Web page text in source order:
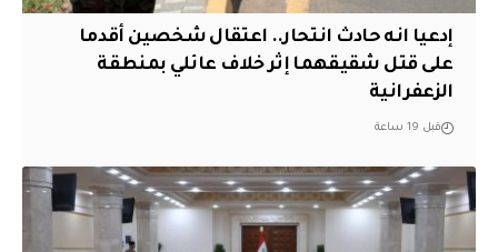
إدعيا انه حادث انتحار.. اعتقال شخصين أقدما
على قتل شقيقهما إثر خلاف عائلي بمنطقة
الزعفرانية
قبل 19 ساعة